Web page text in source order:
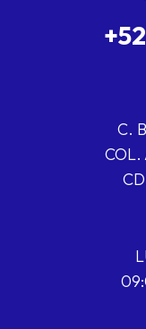
C.
COL.